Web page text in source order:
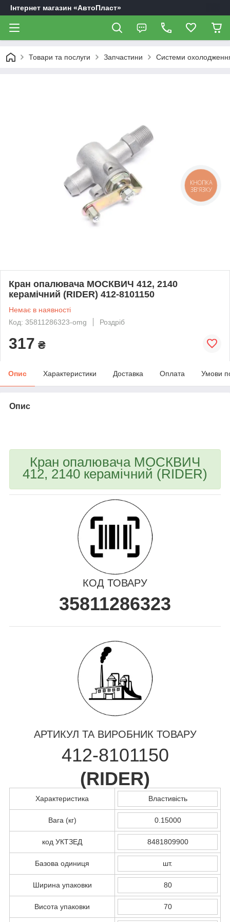
Інтернет магазин «АвтоПласт»
Товари та послуги Запчастини Системи
Кран опалювача МОСКВИЧ 412, 2140
керамічний (RIDER) 412-8101150
Немає в наявності
Код: 35811286323-omg
Роздріб
317 ₴
Опис Характеристики Доставка Оплата Умови
Опис
Кран опалювача МОСКВИЧ
412, 2140 керамічний (RIDER)
КОД ТОВАРУ
35811286323
АРТИКУЛ ТА ВИРОБНИК ТОВАРУ
412-8101150
(RIDER)
Характеристика Властивість
Вага (кг) 0.15000
код УКТЗЕД 8481809900
Базова одиниця шт.
Ширина упаковки 80
Висота упаковки 70
КНОПКА
ЗВ'ЯЗКУ